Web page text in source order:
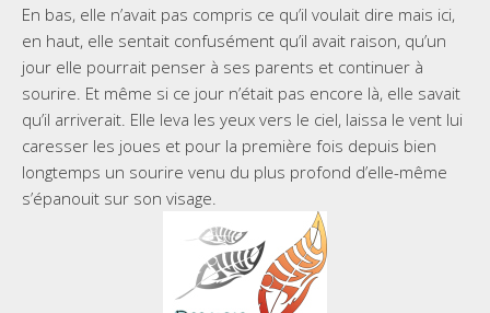
En bas, elle n’avait pas compris ce qu’il voulait dire mais ici,
en haut, elle sentait confusément qu’il avait raison, qu’un
jour elle pourrait penser à ses parents et continuer à
sourire. Et même si ce jour n’était pas encore là, elle savait
qu’il arriverait. Elle leva les yeux vers le ciel, laissa le vent lui
caresser les joues et pour la première fois depuis bien
longtemps un sourire venu du plus profond d’elle-même
s’épanouit sur son visage.